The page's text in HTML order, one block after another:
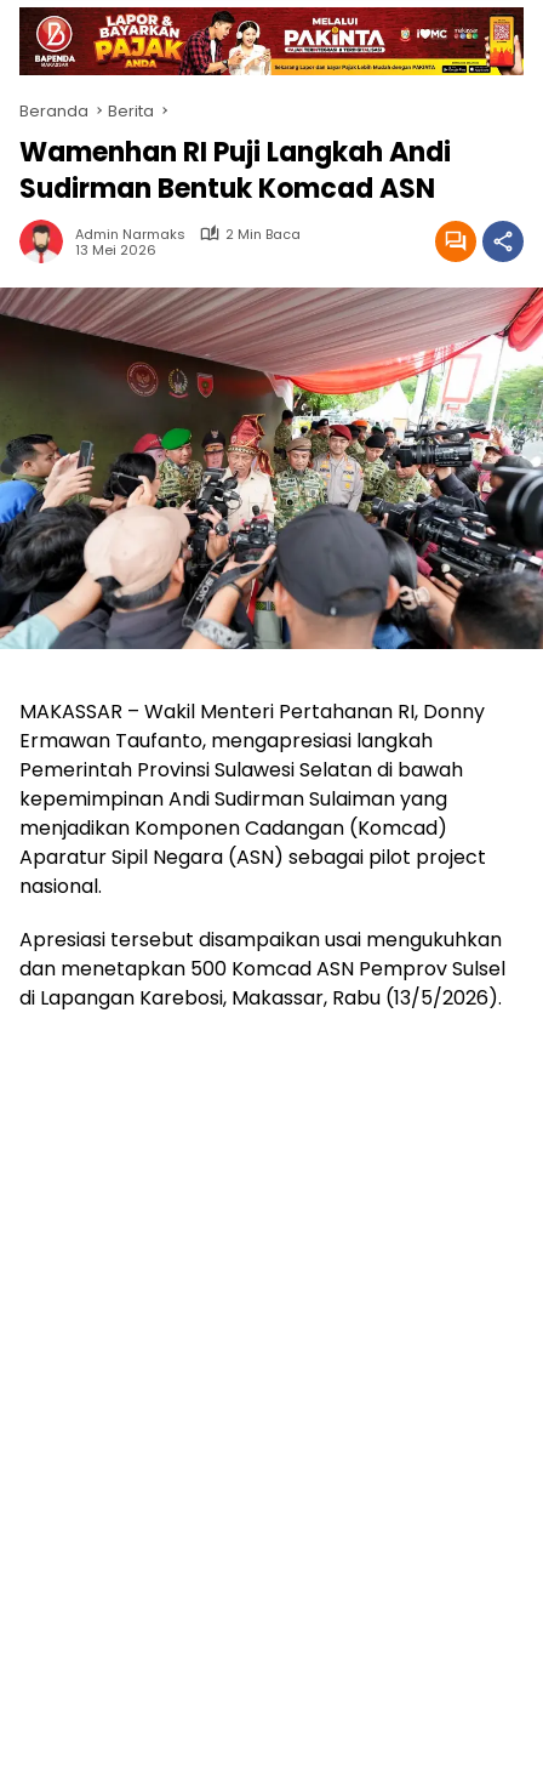
Beranda Berita
Wamenhan RI Puji Langkah Andi
Sudirman Bentuk Komcad ASN
Admin Narmaks
2 Min Baca
13 Mei 2026
MAKASSAR – Wakil Menteri Pertahanan RI, Donny
Ermawan Taufanto, mengapresiasi langkah
Pemerintah Provinsi Sulawesi Selatan di bawah
kepemimpinan Andi Sudirman Sulaiman yang
menjadikan Komponen Cadangan (Komcad)
Aparatur Sipil Negara (ASN) sebagai pilot project
nasional.
Apresiasi tersebut disampaikan usai mengukuhkan
dan menetapkan 500 Komcad ASN Pemprov Sulsel
di Lapangan Karebosi, Makassar, Rabu (13/5/2026).